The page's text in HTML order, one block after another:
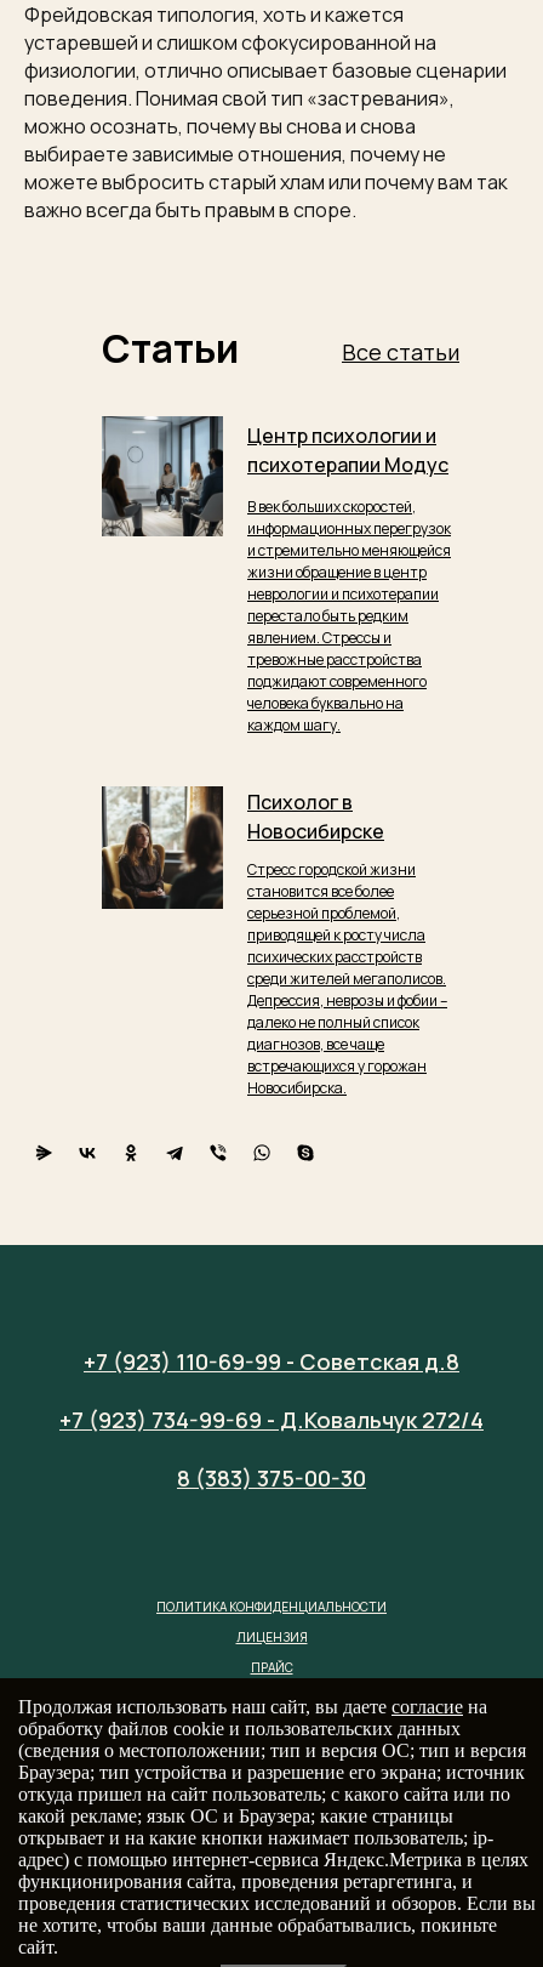
Фрейдовская типология, хоть и кажется
устаревшей и слишком сфокусированной на
физиологии, отлично описывает базовые сценарии
поведения. Понимая свой тип «застревания»,
можно осознать, почему вы снова и снова
выбираете зависимые отношения, почему не
можете выбросить старый хлам или почему вам так
важно всегда быть правым в споре.
В век больших скоростей,
информационных перегрузок
и стремительно меняющейся
жизни обращение в центр
неврологии и психотерапии
перестало быть редким
явлением. Стрессы и
тревожные расстройства
поджидают современного
человека буквально на
каждом шагу.
Центр психологии и
психотерапии Модус
Стресс городской жизни
становится все более
серьезной проблемой,
приводящей к росту числа
психических расстройств
среди жителей мегаполисов.
Депрессия, неврозы и фобии –
далеко не полный список
диагнозов, все чаще
встречающихся у горожан
Новосибирска.
Психолог в
Новосибирске
Статьи Все статьи
+7 (923) 110-69-99 - Советская д.8
+7 (923) 734-99-69 - Д.Ковальчук 272/4
8 (383) 375-00-30
ПОЛИТИКА КОНФИДЕНЦИАЛЬНОСТИ
ЛИЦЕНЗИЯ
ПРАЙС
center-modus@yandex.ru
Продолжая использовать наш сайт, вы даете согласие на
обработку файлов cookie и пользовательских данных
(сведения о местоположении; тип и версия ОС; тип и версия
Браузера; тип устройства и разрешение его экрана; источник
откуда пришел на сайт пользователь; с какого сайта или по
какой рекламе; язык ОС и Браузера; какие страницы
открывает и на какие кнопки нажимает пользователь; ip-
адрес) с помощью интернет-сервиса Яндекс.Метрика в целях
функционирования сайта, проведения ретаргетинга, и
проведения статистических исследований и обзоров. Если вы
не хотите, чтобы ваши данные обрабатывались, покиньте
сайт.